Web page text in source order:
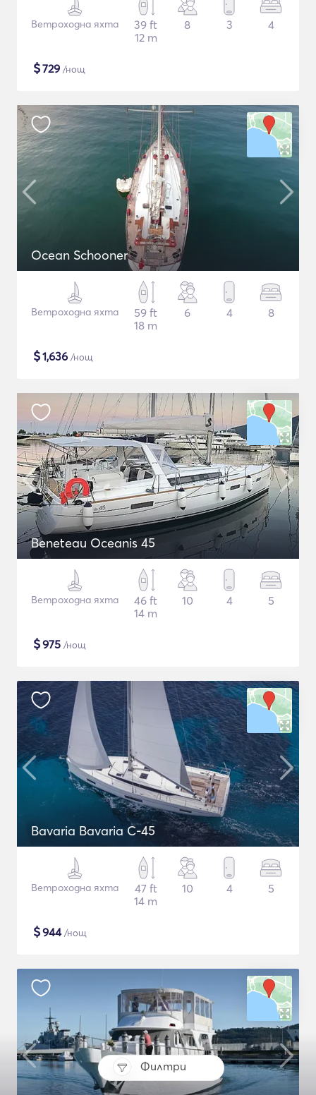
Филтри
Ветроходна яхта
39 ft
12 m
8 3 4
$729 /нощ
Ocean Schooner
Ветроходна яхта
59 ft
18 m
6 4 8
$1,636 /нощ
Beneteau Oceanis 45
Ветроходна яхта
46 ft
14 m
10 4 5
$975 /нощ
Bavaria Bavaria C-45
Ветроходна яхта
47 ft
14 m
10 4 5
$944/нощ